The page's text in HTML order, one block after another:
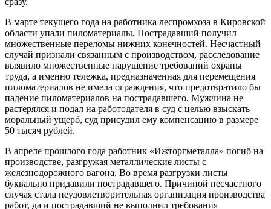
В марте текущего года на работника леспромхоза в Кировской
области упали пиломатериалы. Пострадавший получил
множественные переломы нижних конечностей. Несчастный
случай признали связанным с производством, расследование
выявило множественные нарушение требований охраны
труда, а именно тележка, предназначенная для перемещения
пиломатериалов не имела ограждения, что предотвратило бы
падение пиломатериалов на пострадавшего. Мужчина не
растерялся и подал на работодателя в суд с целью взыскать
моральный ущерб, суд присудил ему компенсацию в размере
50 тысяч рублей.
В апреле прошлого года работник «Ижторгметалла» погиб на
производстве, разгружая металлические листы с
железнодорожного вагона. Во время разгрузки листы
буквально придавили пострадавшего. Причиной несчастного
случая стала неудовлетворительная организация производства
работ, да и пострадавший не выполнил требования